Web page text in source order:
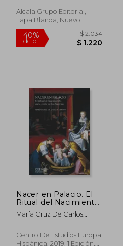
40%
dcto.
$ 10.573
Clemente; Gema Rabanal
Rodriguez; Alexandra
Zorrilla De La Fuenete
Alcala Grupo Editorial,
Tapa Blanda, Nuevo
Nacer en Palacio. El
Ritual del Nacimiento
en la Corte de los
Austrias
María Cruz De Carlos
Centro De Estudios Europa
Hispánica, 2019, 1 Edición,